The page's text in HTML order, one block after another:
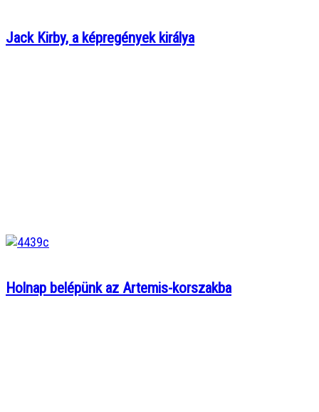
Jack Kirby, a képregények királya
Holnap belépünk az Artemis-korszakba